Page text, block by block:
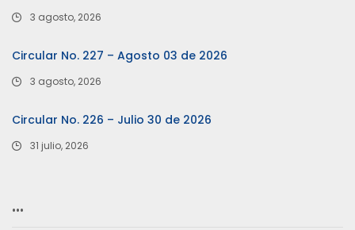
3 agosto, 2026
Circular No. 227 – Agosto 03 de 2026
3 agosto, 2026
Circular No. 226 – Julio 30 de 2026
31 julio, 2026
…